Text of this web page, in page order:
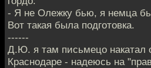
- Я не Олежку бью, я немца
Вот такая была подготовка.
------
Д.Ю. я там письмецо накатал
Краснодаре - надеюсь на